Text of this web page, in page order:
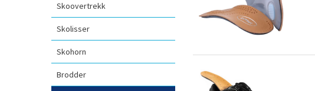
Skoovertrekk
Skolisser
Skohorn
Brodder